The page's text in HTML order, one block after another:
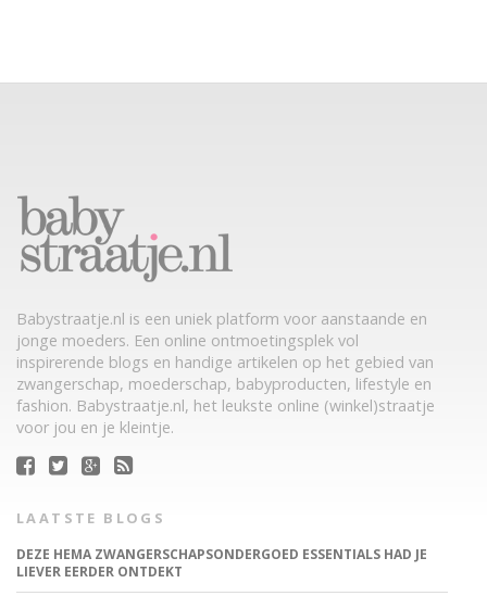
Babystraatje.nl is een uniek platform voor aanstaande en
jonge moeders. Een online ontmoetingsplek vol
inspirerende blogs en handige artikelen op het gebied van
zwangerschap, moederschap, babyproducten, lifestyle en
fashion. Babystraatje.nl, het leukste online (winkel)straatje
voor jou en je kleintje.
LAATSTE BLOGS
DEZE HEMA ZWANGERSCHAPSONDERGOED ESSENTIALS HAD JE
LIEVER EERDER ONTDEKT